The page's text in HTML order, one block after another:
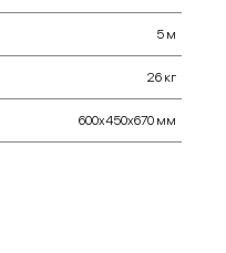
5 м
26 кг
600х450х670 мм